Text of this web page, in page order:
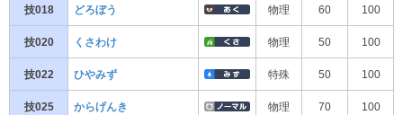
技018 どろぼう 物理 60 100
技020 くさわけ 物理 50 100
技022 ひやみず 特殊 50 100
技025 からげんき 物理 70 100